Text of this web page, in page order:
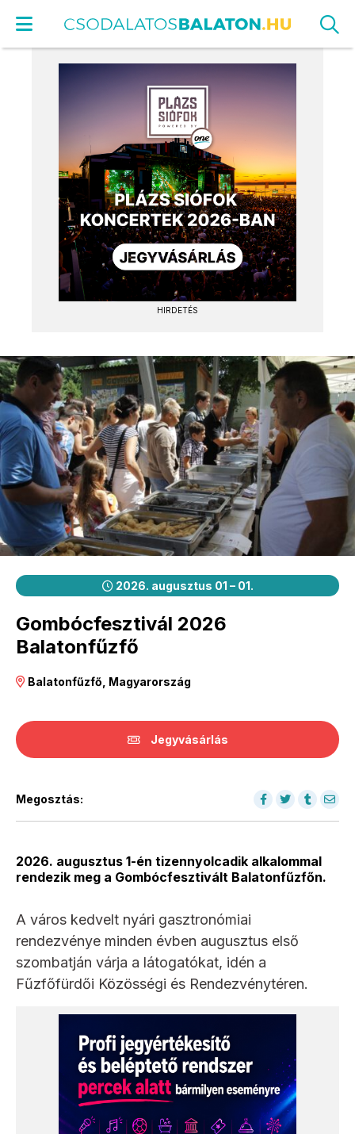
HIRDETÉS
2026. augusztus 01 – 01.
Gombócfesztivál 2026
Balatonfűzfő
Balatonfűzfő, Magyarország
Jegyvásárlás
Megosztás:
2026. augusztus 1-én tizennyolcadik alkalommal
rendezik meg a Gombócfesztivált Balatonfűzfőn.
A város kedvelt nyári gasztronómiai
rendezvénye minden évben augusztus első
szombatján várja a látogatókat, idén a
Fűzfőfürdői Közösségi és Rendezvénytéren.